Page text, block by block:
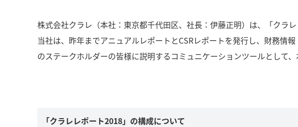
株式会社クラレ（本社：東京都千代田区、社長：伊藤正明）は、「クラ
当社は、昨年までアニュアルレポートとCSRレポートを発行し、財務情
のステークホルダーの皆様に説明するコミュニケーションツールとして
「クラレレポート2018」の構成について